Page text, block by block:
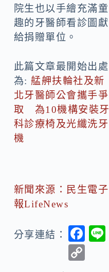
院生也以手繪充滿童
趣的牙醫師看診圖獻
給捐贈單位。
此篇文章最開始出處
為:艋舺扶輪社及新
北牙醫師公會攜手爭
取 為10機構安裝牙
科診療椅及光纖洗牙
機
新聞來源：民生電子
報LifeNews
分享連結：
F